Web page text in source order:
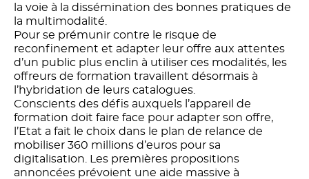
la voie à la dissémination des bonnes pratiques de
la multimodalité.
Pour se prémunir contre le risque de
reconfinement et adapter leur offre aux attentes
d’un public plus enclin à utiliser ces modalités, les
offreurs de formation travaillent désormais à
l’hybridation de leurs catalogues.
Conscients des défis auxquels l’appareil de
formation doit faire face pour adapter son offre,
l’Etat a fait le choix dans le plan de relance de
mobiliser 360 millions d’euros pour sa
digitalisation. Les premières propositions
annoncées prévoient une aide massive à